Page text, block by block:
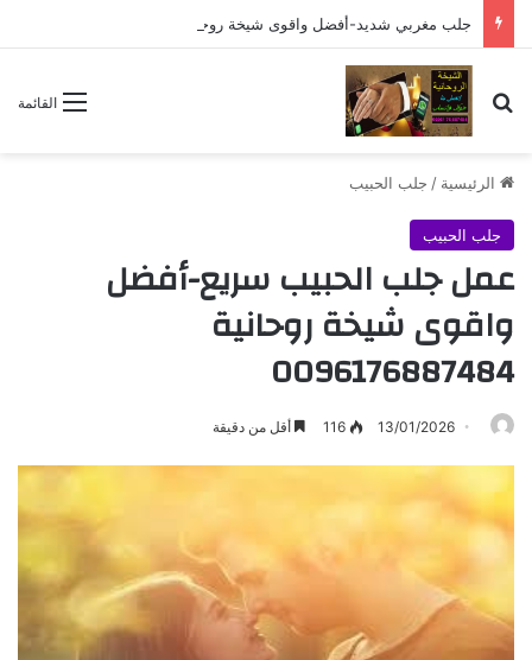
جلب مغربي شديد-أفضل واقوى شيخة روحانية 0096176887484
القائمة بحث عن
الرئيسية / جلب الحبيب
جلب الحبيب
عمل جلب الحبيب سريع-أفضل
واقوى شيخة روحانية
0096176887484
13/01/2026
116 أقل من دقيقة